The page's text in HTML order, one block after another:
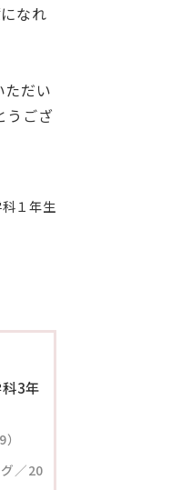
なれ
だい
うござ
１年生
3年
グ／20